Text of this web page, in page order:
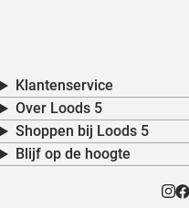
Klantenservice
Over Loods 5
Shoppen bij Loods 5
Blijf op de hoogte